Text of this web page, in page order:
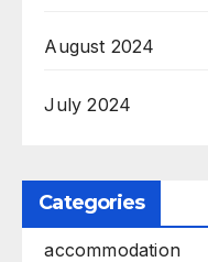
August 2024
July 2024
Categories
accommodation